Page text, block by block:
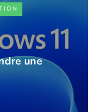
une